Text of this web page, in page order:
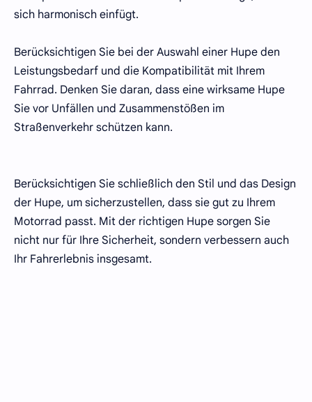
sich harmonisch einfügt.
Berücksichtigen Sie bei der Auswahl einer Hupe den
Leistungsbedarf und die Kompatibilität mit Ihrem
Fahrrad. Denken Sie daran, dass eine wirksame Hupe
Sie vor Unfällen und Zusammenstößen im
Straßenverkehr schützen kann.
Berücksichtigen Sie schließlich den Stil und das Design
der Hupe, um sicherzustellen, dass sie gut zu Ihrem
Motorrad passt. Mit der richtigen Hupe sorgen Sie
nicht nur für Ihre Sicherheit, sondern verbessern auch
Ihr Fahrerlebnis insgesamt.